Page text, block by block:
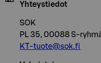
Yhteystiedot
SOK
PL 35, 00088 S-
KT-tuote@sok.fi